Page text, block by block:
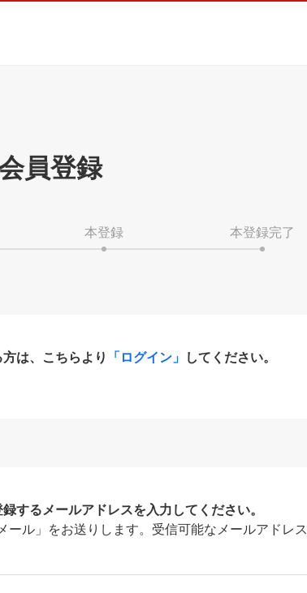
員登録
本登録 本登録完了
は、こちらより 「ログイン」 してください。
するメールアドレスを入力してください。
ル」をお送りします。受信可能なメールアドレス